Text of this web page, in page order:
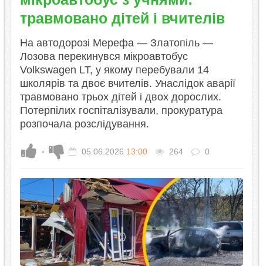
травмовано дітей і вчителів
На автодорозі Мерефа — Златопіль —
Лозова перекинувся мікроавтобус
Volkswagen LT, у якому перебували 14
школярів та двоє вчителів. Унаслідок аварії
травмовано трьох дітей і двох дорослих.
Потерпілих госпіталізували, прокуратура
розпочала розслідування.
- 05.06.2026 13:00 264 0